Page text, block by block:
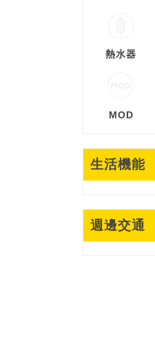
熱水器
MOD
生活機能
週邊交通